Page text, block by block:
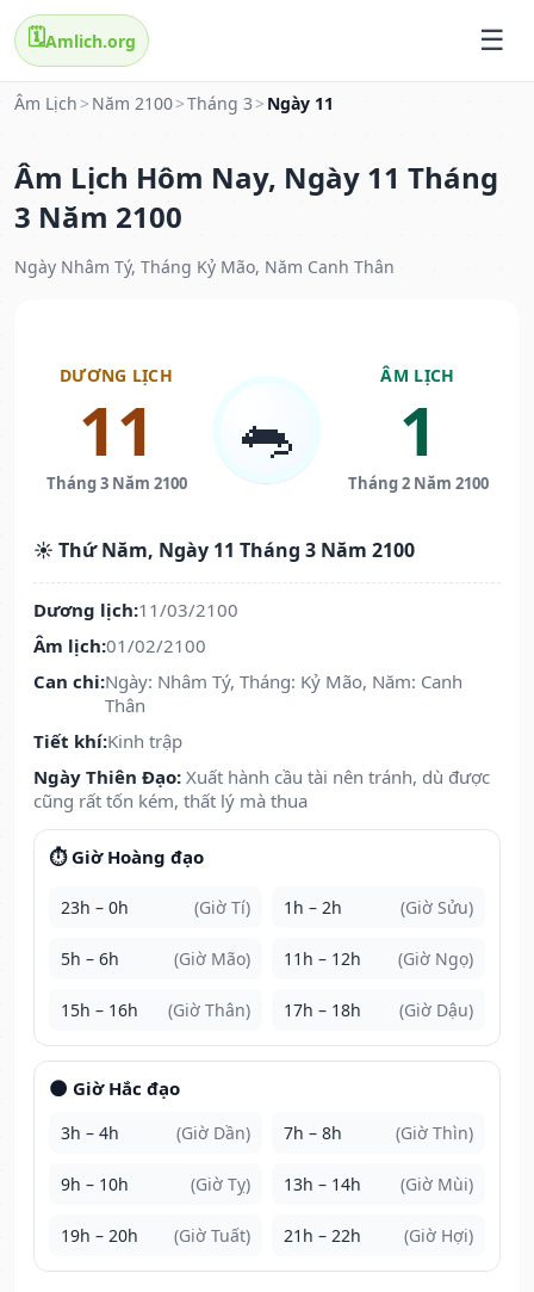
🗓️Amlich.org
Âm Lịch > Năm 2100>Tháng 3 > Ngày 11
Âm Lịch Hôm Nay, Ngày 11 Tháng
3 Năm 2100
Ngày Nhâm Tý, Tháng Kỷ Mão, Năm Canh Thân
DƯƠNG LỊCH
11
Tháng 3 Năm 2100
🐀
ÂM LỊCH
1
Tháng 2 Năm 2100
☀️ Thứ Năm, Ngày 11 Tháng 3 Năm 2100
Dương lịch:11/03/2100
Âm lịch:01/02/2100
Can chi:Ngày: Nhâm Tý, Tháng: Kỷ Mão, Năm: Canh
Thân
Tiết khí:Kinh trập
Ngày Thiên Đạo: Xuất hành cầu tài nên tránh, dù được
cũng rất tốn kém, thất lý mà thua
⏱️ Giờ Hoàng đạo
23h – 0h (Giờ Tí) 1h – 2h (Giờ Sửu)
5h – 6h (Giờ Mão) 11h – 12h (Giờ Ngọ)
15h – 16h (Giờ Thân) 17h – 18h (Giờ Dậu)
🌑 Giờ Hắc đạo
3h – 4h (Giờ Dần) 7h – 8h (Giờ Thìn)
9h – 10h (Giờ Tỵ) 13h – 14h (Giờ Mùi)
19h – 20h (Giờ Tuất) 21h – 22h (Giờ Hợi)